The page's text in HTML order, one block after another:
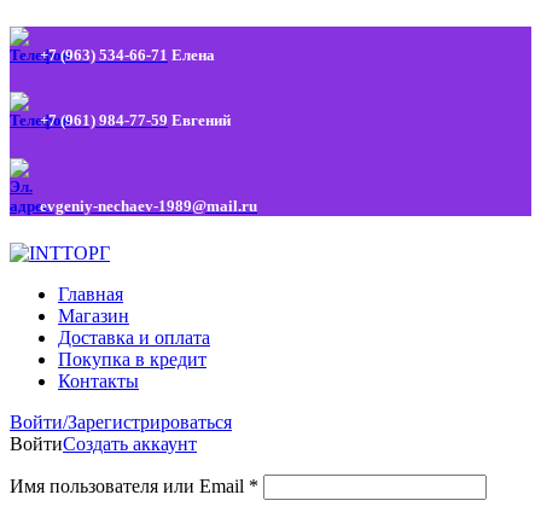
+7 (963) 534-66-71 Елена
+7 (961) 984-77-59 Евгений
evgeniy-nechaev-1989@mail.ru
Главная
Магазин
Доставка и оплата
Покупка в кредит
Контакты
Войти/Зарегистрироваться
ВойтиСоздать аккаунт
Имя пользователя или Email *